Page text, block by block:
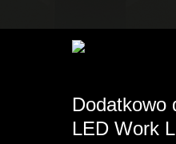
Dodatkowo
LED Work